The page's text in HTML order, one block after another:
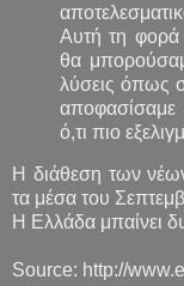
Αυτή τη φορά
θα
λύσεις όπως
αποφασίσαμε
ό,τι πιο
Η διάθεση των
τα μέσα του
Η Ελλάδα μπαίνει
Source: http://